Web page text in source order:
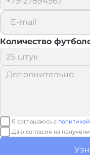
Количество
Я соглашаюсь с
Даю согласие на